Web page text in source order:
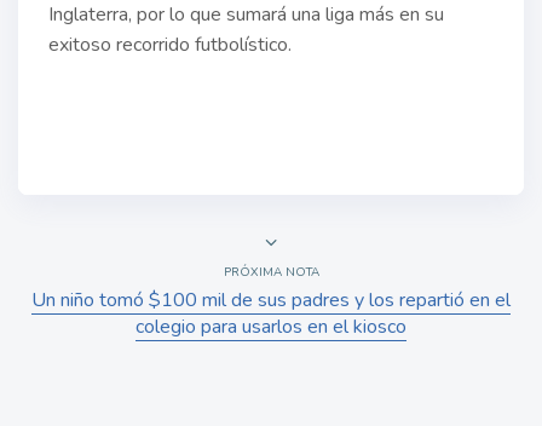
Inglaterra, por lo que sumará una liga más en su
exitoso recorrido futbolístico.
PRÓXIMA NOTA
Un niño tomó $100 mil de sus padres y los repartió en el
colegio para usarlos en el kiosco